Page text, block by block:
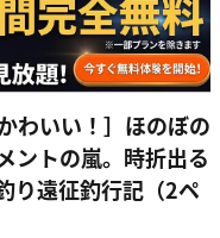
わいい！］ほのぼの
ントの嵐。時折出る
り遠征釣行記（2ペ